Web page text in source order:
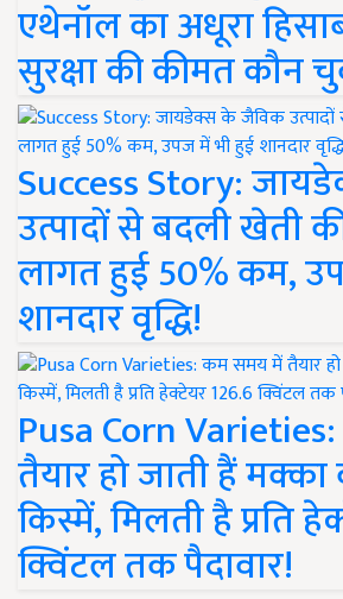
एथेनॉल का अधूरा
सुरक्षा की कीमत कौन
Success Story:
उत्पादों से बदली खेती
लागत हुई 50% कम,
शानदार वृद्धि!
Pusa Corn
तैयार हो जाती हैं
किस्में, मिलती है प्रति
क्विंटल तक पैदावार!